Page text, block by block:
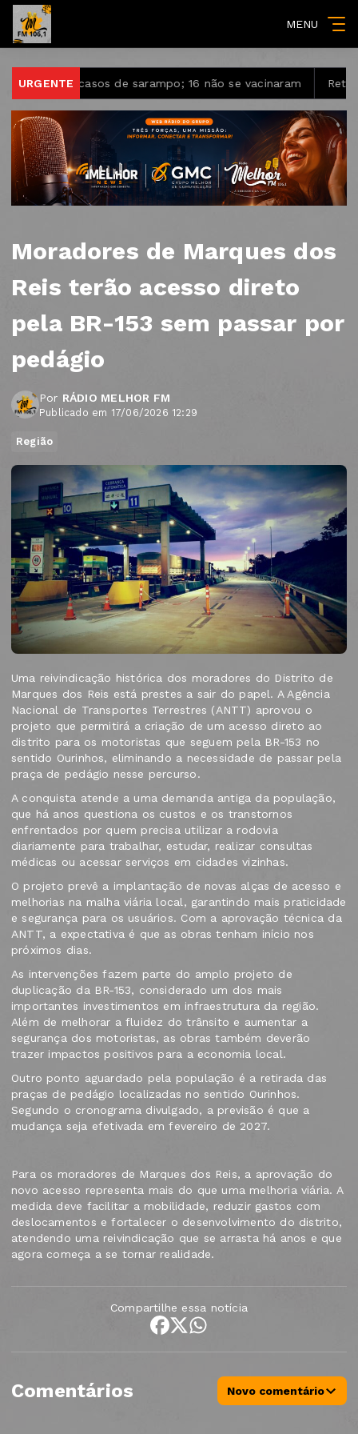
MENU
URGENTE
casos de sarampo; 16 não se vacinaram Retiradas da
Moradores de Marques dos
Reis terão acesso direto
pela BR-153 sem passar por
pedágio
Por RÁDIO MELHOR FM
Publicado em 17/06/2026 12:29
Região
Uma reivindicação histórica dos moradores do Distrito de
Marques dos Reis está prestes a sair do papel. A Agência
Nacional de Transportes Terrestres (ANTT) aprovou o
projeto que permitirá a criação de um acesso direto ao
distrito para os motoristas que seguem pela BR-153 no
sentido Ourinhos, eliminando a necessidade de passar pela
praça de pedágio nesse percurso.
A conquista atende a uma demanda antiga da população,
que há anos questiona os custos e os transtornos
enfrentados por quem precisa utilizar a rodovia
diariamente para trabalhar, estudar, realizar consultas
médicas ou acessar serviços em cidades vizinhas.
O projeto prevê a implantação de novas alças de acesso e
melhorias na malha viária local, garantindo mais praticidade
e segurança para os usuários. Com a aprovação técnica da
ANTT, a expectativa é que as obras tenham início nos
próximos dias.
As intervenções fazem parte do amplo projeto de
duplicação da BR-153, considerado um dos mais
importantes investimentos em infraestrutura da região.
Além de melhorar a fluidez do trânsito e aumentar a
segurança dos motoristas, as obras também deverão
trazer impactos positivos para a economia local.
Outro ponto aguardado pela população é a retirada das
praças de pedágio localizadas no sentido Ourinhos.
Segundo o cronograma divulgado, a previsão é que a
mudança seja efetivada em fevereiro de 2027.
Para os moradores de Marques dos Reis, a aprovação do
novo acesso representa mais do que uma melhoria viária. A
medida deve facilitar a mobilidade, reduzir gastos com
deslocamentos e fortalecer o desenvolvimento do distrito,
atendendo uma reivindicação que se arrasta há anos e que
agora começa a se tornar realidade.
Compartilhe essa notícia
Comentários Novo comentário